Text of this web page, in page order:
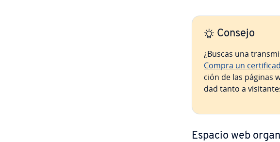
Consejo
¿Buscas una
Compra un
ción de las páginas
dad tanto a
Espacio web